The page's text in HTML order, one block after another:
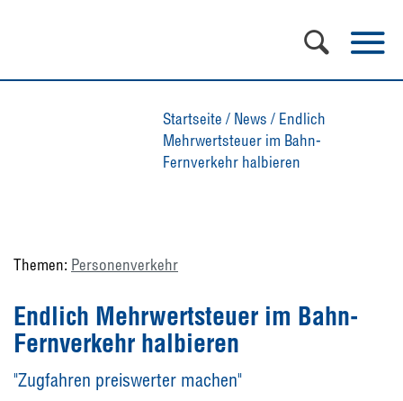
Startseite / News / Endlich
Mehrwertsteuer im Bahn-
Fernverkehr halbieren
Themen: Personenverkehr
Endlich Mehrwertsteuer im Bahn-
Fernverkehr halbieren
"Zugfahren preiswerter machen"